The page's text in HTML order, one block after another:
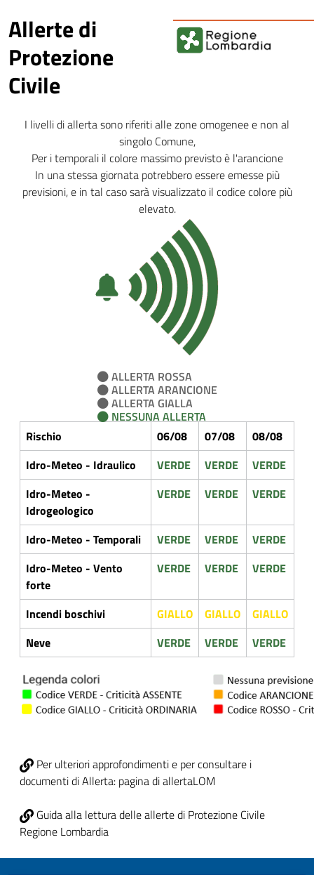
Allerte di
Protezione
Civile
I livelli di allerta sono riferiti alle zone omogenee e non al
singolo Comune,
Per i temporali il colore massimo previsto è l'arancione
In una stessa giornata potrebbero essere emesse più
previsioni, e in tal caso sarà visualizzato il codice colore più
elevato.
ALLERTA ROSSA
ALLERTA ARANCIONE
ALLERTA GIALLA
NESSUNA ALLERTA
Rischio
06/08 07/08
08/08
Idro-Meteo - Idraulico
VERDE VERDE
VERDE
Idro-Meteo -
Idrogeologico
VERDE VERDE VERDE
Idro-Meteo - Temporali VERDE VERDE
VERDE
Idro-Meteo - Vento
forte
VERDE VERDE VERDE
Incendi boschivi GIALLO GIALLO
GIALLO
Neve
VERDE VERDE VERDE
Per ulteriori approfondimenti e per consultare i
documenti di Allerta: pagina di allertaLOM
Guida alla lettura delle allerte di Protezione Civile
Regione Lombardia